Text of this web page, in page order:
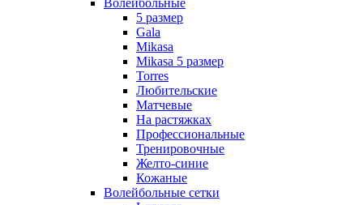
Волейбольные
5 размер
Gala
Mikasa
Mikasa 5 размер
Torres
Любительские
Матчевые
На растяжках
Профессиональные
Тренировочные
Желто-синие
Кожаные
Волейбольные сетки